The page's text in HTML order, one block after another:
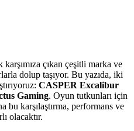
çıkan çeşitli marka ve
dolup taşıyor. Bu yazıda, iki
CASPER Excalibur
Gaming. Oyun tutkunları için
bu karşılaştırma, performans ve
olacaktır.